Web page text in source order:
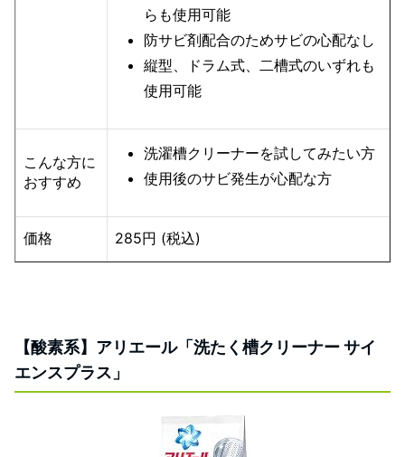
らも使用可能
防サビ剤配合のためサビの心配なし
縦型、ドラム式、二槽式のいずれも
使用可能
こんな方に
おすすめ
洗濯槽クリーナーを試してみたい方
使用後のサビ発生が心配な方
価格 285円 (税込)
【酸素系】アリエール「洗たく槽クリーナー サイ
エンスプラス」